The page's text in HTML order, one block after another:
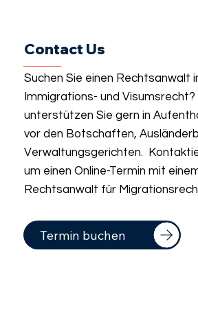
Contact Us
Suchen Sie einen Rechtsanwalt
Immigrations- und Visumsrecht?
unterstützen Sie gern in
vor den Botschaften,
Verwaltungsgerichten.
um einen Online-Termin mit
Rechtsanwalt für
Termin buchen